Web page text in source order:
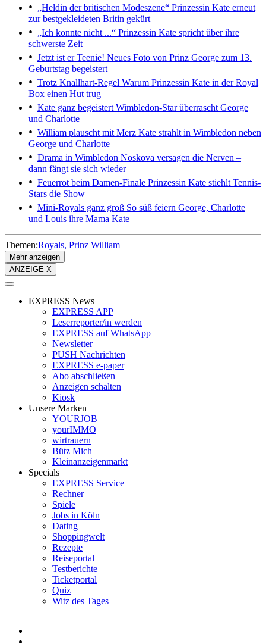
„Heldin der britischen Modeszene“ Prinzessin Kate erneut
zur bestgekleideten Britin gekürt
„Ich konnte nicht ...“ Prinzessin Kate spricht über ihre
schwerste Zeit
Jetzt ist er Teenie! Neues Foto von Prinz George zum 13.
Geburtstag begeistert
Trotz Knallhart-Regel Warum Prinzessin Kate in der Royal
Box einen Hut trug
Kate ganz begeistert Wimbledon-Star überrascht George
und Charlotte
William plauscht mit Merz Kate strahlt in Wimbledon neben
George und Charlotte
Drama in Wimbledon Noskova versagen die Nerven –
dann fängt sie sich wieder
Feuerrot beim Damen-Finale Prinzessin Kate stiehlt Tennis-
Stars die Show
Mini-Royals ganz groß So süß feiern George, Charlotte
und Louis ihre Mama Kate
Themen:Royals Prinz William
Mehr anzeigen
ANZEIGE X
EXPRESS News
EXPRESS APP
Leserreporter/in werden
EXPRESS auf WhatsApp
Newsletter
PUSH Nachrichten
EXPRESS e-paper
Abo abschließen
Anzeigen schalten
Kiosk
Unsere Marken
YOURJOB
yourIMMO
wirtrauern
Bütz Mich
Kleinanzeigenmarkt
Specials
EXPRESS Service
Rechner
Spiele
Jobs in Köln
Dating
Shoppingwelt
Rezepte
Reiseportal
Testberichte
Ticketportal
Quiz
Witz des Tages